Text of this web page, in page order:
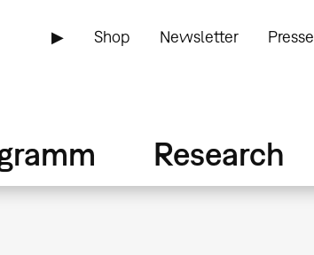
▶ Shop Newsletter Presse
Research